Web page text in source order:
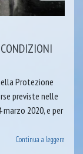
Protezione
previste nelle
2020, e per
Continua a leggere